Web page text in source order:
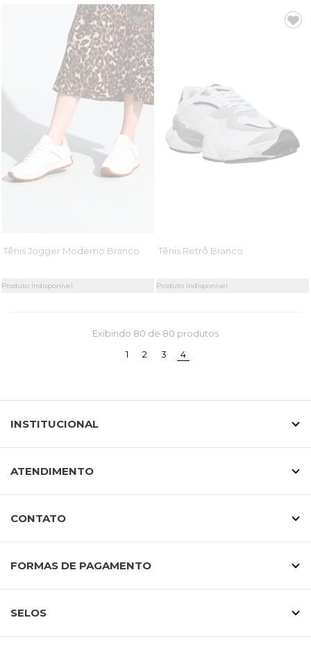
Tênis Jogger Moderno Branco
Produto Indisponível
Tênis Retrô Branco
Produto Indisponível
Exibindo 80 de 80 produtos
1
2 3 4(current)
INSTITUCIONAL
ATENDIMENTO
CONTATO
FORMAS DE PAGAMENTO
SELOS